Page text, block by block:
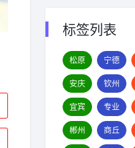
标签列表
松原 宁德
安庆 钦州
宜宾 专业
郴州 商丘